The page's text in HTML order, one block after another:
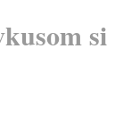
si